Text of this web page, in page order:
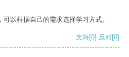
以根据自己的需求选择学习方式。
支持[0] 反对[0]